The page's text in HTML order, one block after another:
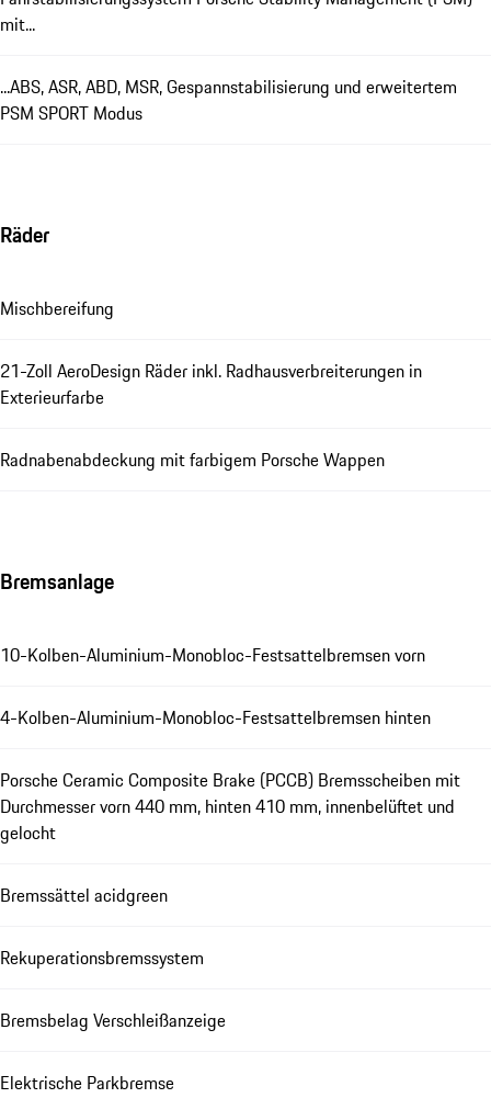
mit...
...ABS, ASR, ABD, MSR, Gespannstabilisierung und erweitertem
PSM SPORT Modus
Räder
Mischbereifung
21-Zoll AeroDesign Räder inkl. Radhausverbreiterungen in
Exterieurfarbe
Radnabenabdeckung mit farbigem Porsche Wappen
Bremsanlage
10-Kolben-Aluminium-Monobloc-Festsattelbremsen vorn
4-Kolben-Aluminium-Monobloc-Festsattelbremsen hinten
Porsche Ceramic Composite Brake (PCCB) Bremsscheiben mit
Durchmesser vorn 440 mm, hinten 410 mm, innenbelüftet und
gelocht
Bremssättel acidgreen
Rekuperationsbremssystem
Bremsbelag Verschleißanzeige
Elektrische Parkbremse